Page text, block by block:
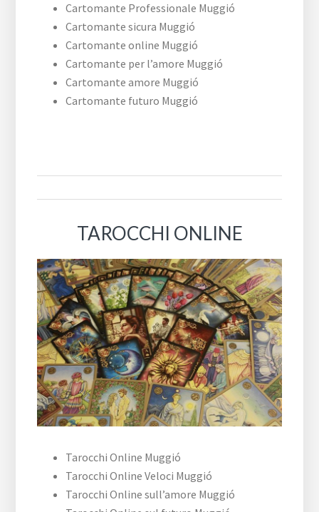
Cartomante Professionale Muggió
Cartomante sicura Muggió
Cartomante online Muggió
Cartomante per l’amore Muggió
Cartomante amore Muggió
Cartomante futuro Muggió
TAROCCHI ONLINE
Tarocchi Online Muggió
Tarocchi Online Veloci Muggió
Tarocchi Online sull’amore Muggió